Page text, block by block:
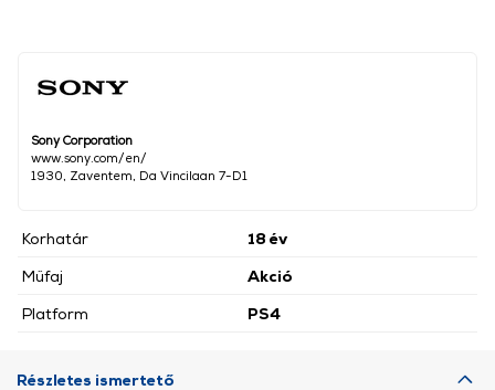
Sony Corporation
www.sony.com/en/
1930, Zaventem, Da Vincilaan 7-D1
Korhatár
18 év
Műfaj
Akció
Platform
PS4
Részletes ismertető